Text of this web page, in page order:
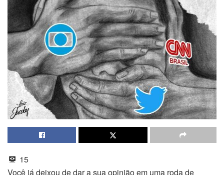
15
Você já deixou de dar a sua opinião em uma roda de